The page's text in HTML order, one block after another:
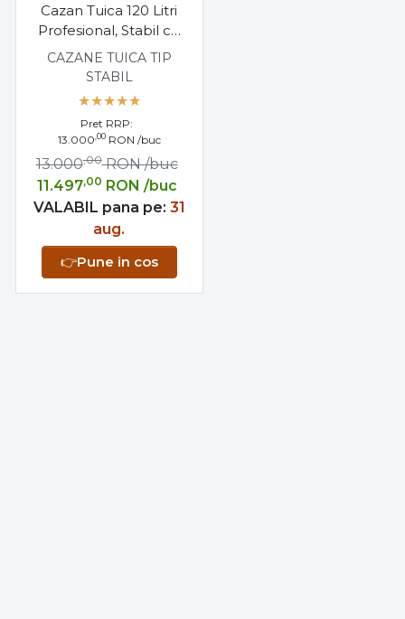
Cazan Tuica 120 Litri
Profesional, Stabil cu
Amestecator
CAZANE TUICA TIP
STABIL
Pret RRP:
13.000,00 RON /buc
11.497,00 RON /buc
13.000,00 RON /buc
VALABIL pana pe: 31
aug.
👉Pune in cos